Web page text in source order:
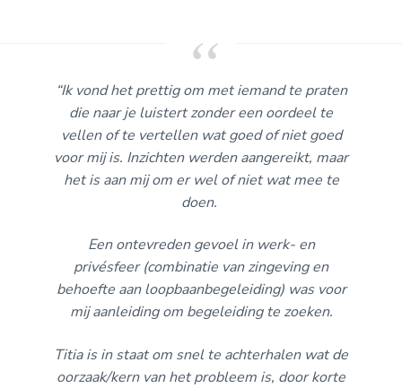
“Ik vond het prettig om met iemand te praten
die naar je luistert zonder een oordeel te
vellen of te vertellen wat goed of niet goed
voor mij is. Inzichten werden aangereikt, maar
het is aan mij om er wel of niet wat mee te
doen.
Een ontevreden gevoel in werk- en
privésfeer (combinatie van zingeving en
behoefte aan loopbaanbegeleiding) was voor
mij aanleiding om begeleiding te zoeken.
Titia is in staat om snel te achterhalen wat de
oorzaak/kern van het probleem is, door korte